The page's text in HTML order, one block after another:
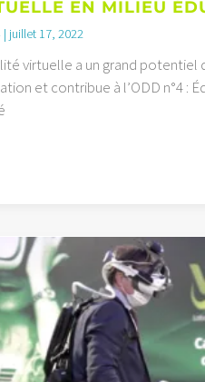
EN MILIEU
juillet 17, 2022
virtuelle a un grand potentiel
et contribue à l’ODD n°4 :